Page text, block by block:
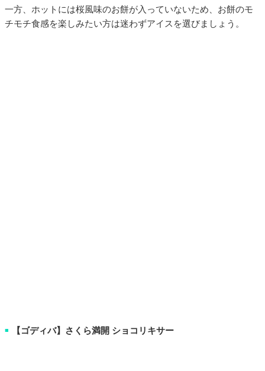
一方、ホットには桜風味のお餅が入っていないため、お餅のモ
チモチ食感を楽しみたい方は迷わずアイスを選びましょう。
■ 【ゴディバ】さくら満開 ショコリキサー